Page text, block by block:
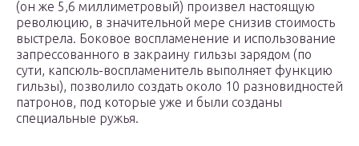
(он же 5,6 миллиметровый) произвел настоящую
революцию, в значительной мере снизив стоимость
выстрела. Боковое воспламенение и использование
запрессованного в закраину гильзы зарядом (по
сути, капсюль-воспламенитель выполняет функцию
гильзы), позволило создать около 10 разновидностей
патронов, под которые уже и были созданы
специальные ружья.